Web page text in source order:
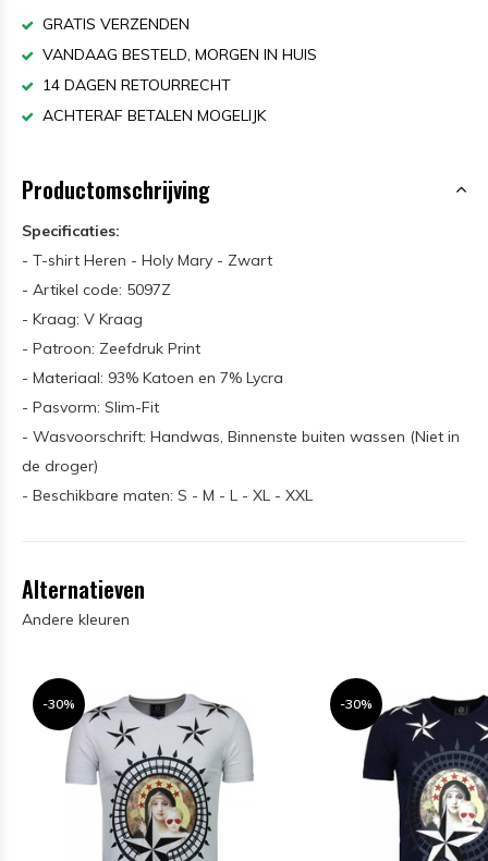
GRATIS VERZENDEN
VANDAAG BESTELD, MORGEN IN HUIS
14 DAGEN RETOURRECHT
ACHTERAF BETALEN MOGELIJK
Productomschrijving
Specificaties:
- T-shirt Heren - Holy Mary - Zwart
- Artikel code: 5097Z
- Kraag: V Kraag
- Patroon: Zeefdruk Print
- Materiaal: 93% Katoen en 7% Lycra
- Pasvorm: Slim-Fit
- Wasvoorschrift: Handwas, Binnenste buiten wassen (Niet in
de droger)
- Beschikbare maten: S - M - L - XL - XXL
Alternatieven
Andere kleuren
-30% -30%